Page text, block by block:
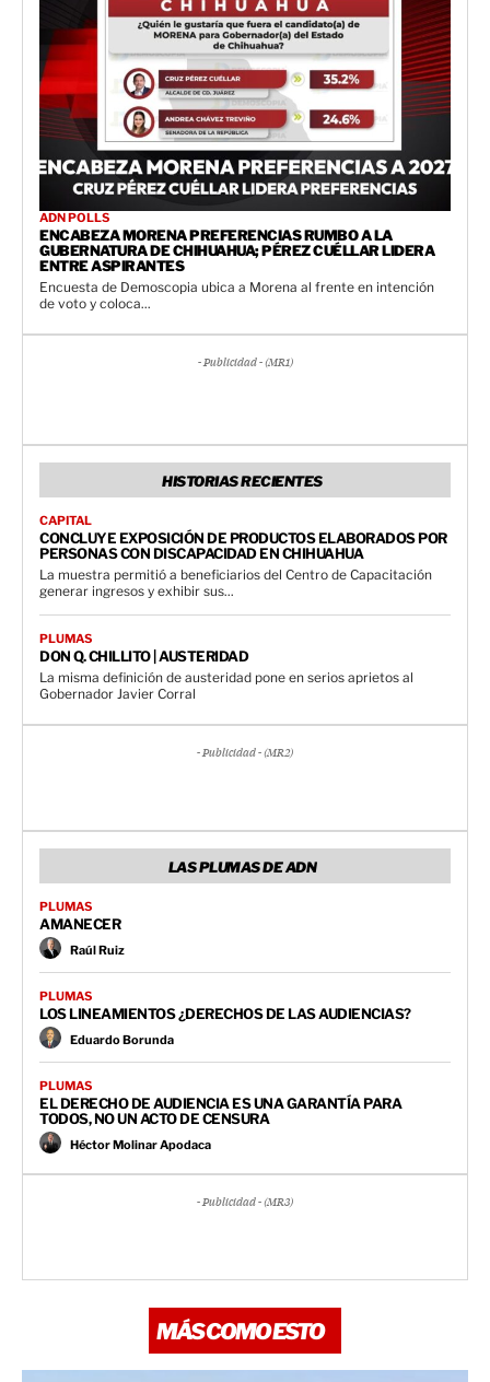
ADN POLLS
ENCABEZA MORENA PREFERENCIAS RUMBO A LA
GUBERNATURA DE CHIHUAHUA; PÉREZ CUÉLLAR LIDERA
ENTRE ASPIRANTES
Encuesta de Demoscopia ubica a Morena al frente en intención
de voto y coloca...
- Publicidad - (MR1)
HISTORIAS RECIENTES
CAPITAL
CONCLUYE EXPOSICIÓN DE PRODUCTOS ELABORADOS POR
PERSONAS CON DISCAPACIDAD EN CHIHUAHUA
La muestra permitió a beneficiarios del Centro de Capacitación
generar ingresos y exhibir sus...
PLUMAS
DON Q. CHILLITO | AUSTERIDAD
La misma definición de austeridad pone en serios aprietos al
Gobernador Javier Corral
- Publicidad - (MR2)
LAS PLUMAS DE ADN
PLUMAS
AMANECER
Raúl Ruiz
PLUMAS
LOS LINEAMIENTOS ¿DERECHOS DE LAS AUDIENCIAS?
Eduardo Borunda
PLUMAS
EL DERECHO DE AUDIENCIA ES UNA GARANTÍA PARA
TODOS, NO UN ACTO DE CENSURA
Héctor Molinar Apodaca
- Publicidad - (MR3)
MÁS COMO ESTO